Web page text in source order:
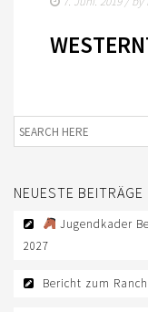
KADER
BERLIN/
GERMAN OPEN
NEUESTE BEITRÄGE
Jugendkader
2027
Bericht zum